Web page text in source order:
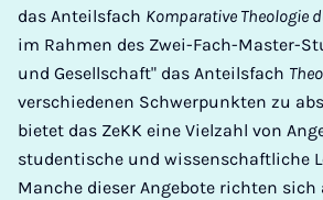
das Anteilsfach Komparative Theologie
im Rahmen des Zwei-Fach-Master-
und Gesellschaft" das Anteilsfach
verschiedenen Schwerpunkten zu
bietet das ZeKK eine Vielzahl von
studentische und wissenschaftliche
Manche dieser Angebote richten